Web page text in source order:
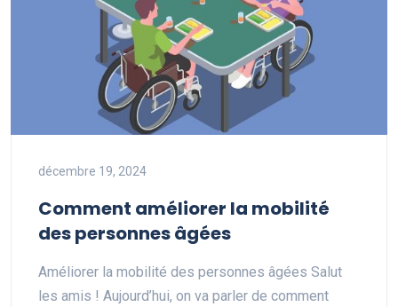
décembre 19, 2024
Comment améliorer la mobilité
des personnes âgées
Améliorer la mobilité des personnes âgées Salut
les amis ! Aujourd’hui, on va parler de comment